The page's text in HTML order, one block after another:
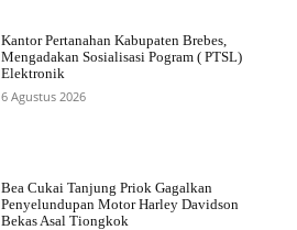
Kantor Pertanahan Kabupaten Brebes,
Mengadakan Sosialisasi Pogram ( PTSL)
Elektronik
6 Agustus 2026
Bea Cukai Tanjung Priok Gagalkan
Penyelundupan Motor Harley Davidson
Bekas Asal Tiongkok